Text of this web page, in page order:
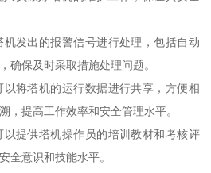
发出的报警信号进行处理，包括自动
确保及时采取措施处理问题。
将塔机的运行数据进行共享，方便相
，提高工作效率和安全管理水平。
提供塔机操作员的培训教材和考核评
全意识和技能水平。